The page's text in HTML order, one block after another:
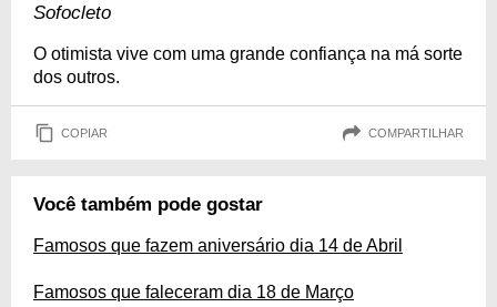
Sofocleto
O otimista vive com uma grande confiança na má sorte
dos outros.
COPIAR COMPARTILHAR
Você também pode gostar
Famosos que fazem aniversário dia 14 de Abril
Famosos que faleceram dia 18 de Março